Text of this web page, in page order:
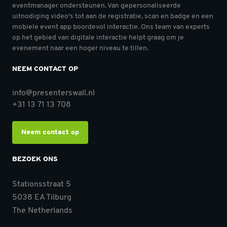
eventmanager ondersteunen. Van gepersonaliseerde
uitnodiging video's tot aan de registratie, scan en badge en een
mobiele event app boordevol interactie. Ons team van experts
op het gebied van digitale interactie helpt graag om je
evenement naar een hoger niveau te tillen.
NEEM CONTACT OP
info@presenterswall.nl
+31 13 71 13 708
Neem contact op
BEZOEK ONS
Stationsstraat 5
5038 EA Tilburg
The Netherlands